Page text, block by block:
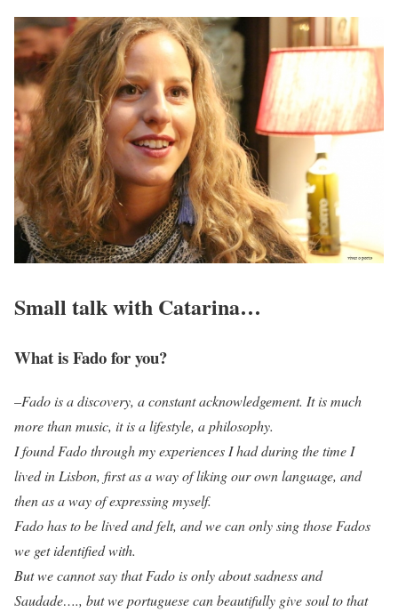
Small talk with Catarina…
What is Fado for you?
–Fado is a discovery, a constant acknowledgement. It is much
more than music, it is a lifestyle, a philosophy.
I found Fado through my experiences I had during the time I
lived in Lisbon, first as a way of liking our own language, and
then as a way of expressing myself.
Fado has to be lived and felt, and we can only sing those Fados
we get identified with.
But we cannot say that Fado is only about sadness and
Saudade…., but we portuguese can beautifully give soul to that